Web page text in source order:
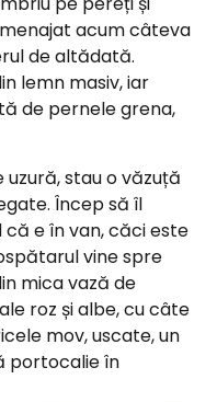
acum câteva
de altădată.
lemn masiv, iar
de pernele grena,
uzură, stau o văzuță
Încep să îl
e în van, căci este
vine spre
mica vază de
roz și albe, cu câte
mov, uscate, un
portocalie în